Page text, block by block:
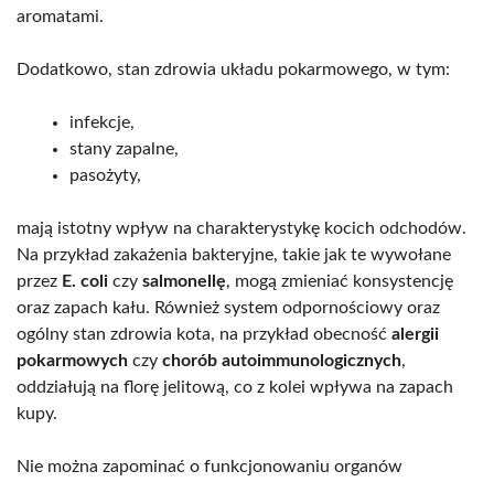
aromatami.
Dodatkowo, stan zdrowia układu pokarmowego, w tym:
infekcje,
stany zapalne,
pasożyty,
mają istotny wpływ na charakterystykę kocich odchodów.
Na przykład zakażenia bakteryjne, takie jak te wywołane
przez E. coli czy salmonellę, mogą zmieniać konsystencję
oraz zapach kału. Również system odpornościowy oraz
ogólny stan zdrowia kota, na przykład obecność alergii
pokarmowych czy chorób autoimmunologicznych,
oddziałują na florę jelitową, co z kolei wpływa na zapach
kupy.
Nie można zapominać o funkcjonowaniu organów